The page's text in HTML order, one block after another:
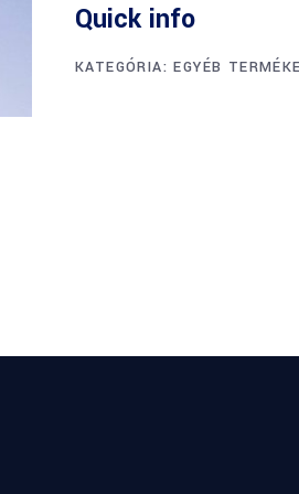
Quick info
KATEGÓRIA:EGYÉB